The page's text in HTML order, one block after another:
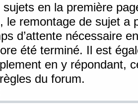
sujets en la première
le remontage de sujet a
d’attente nécessaire
été terminé. Il est
en y répondant,
du forum.